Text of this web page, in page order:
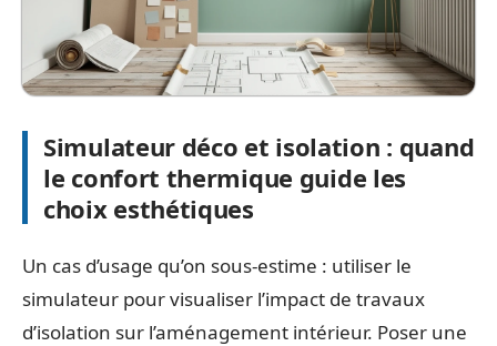
Simulateur déco et isolation : quand
le confort thermique guide les
choix esthétiques
Un cas d’usage qu’on sous-estime : utiliser le
simulateur pour visualiser l’impact de travaux
d’isolation sur l’aménagement intérieur. Poser une